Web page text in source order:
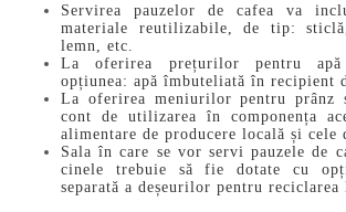
Servirea pauzelor de cafea va
materiale reutilizabile, de tip:
lemn, etc.
La oferirea prețurilor pentru
opțiunea: apă îmbuteliată în recipient
La oferirea meniurilor pentru prânz
cont de utilizarea în componența
alimentare de producere locală și cele
Sala în care se vor servi pauzele de
cinele trebuie să fie dotate cu
separată a deșeurilor pentru reciclarea